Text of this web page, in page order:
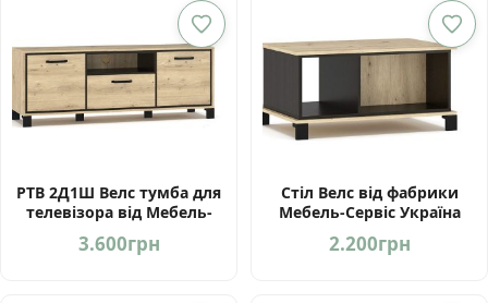
РТВ 2Д1Ш Велс тумба для
телевізора від Мебель-
3.600грн
Стіл Велс від фабрики
Мебель-Сервіс Україна
2.200грн